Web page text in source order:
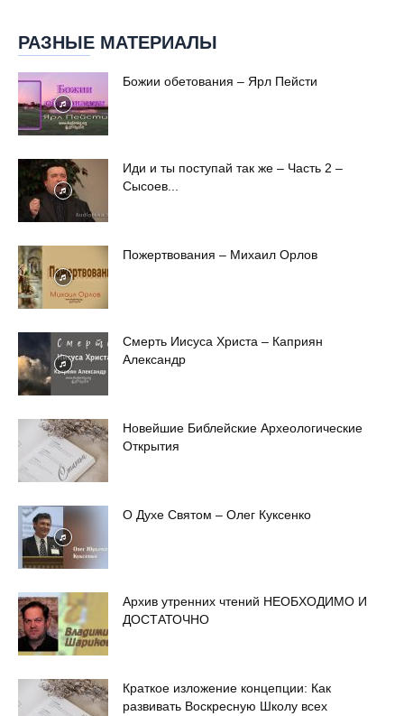
РАЗНЫЕ МАТЕРИАЛЫ
Божии обетования – Ярл Пейсти
Иди и ты поступай так же – Часть 2 –
Сысоев...
Пожертвования – Михаил Орлов
Смерть Иисуса Христа – Каприян
Александр
Новейшие Библейские Археологические
Открытия
О Духе Святом – Олег Куксенко
Архив утренних чтений НЕОБХОДИМО И
ДОСТАТОЧНО
Краткое изложение концепции: Как
развивать Воскресную Школу всех